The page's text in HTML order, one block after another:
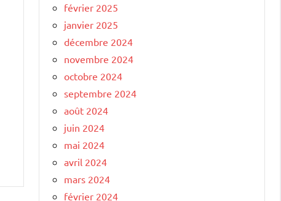
février 2025
janvier 2025
décembre 2024
novembre 2024
octobre 2024
septembre 2024
août 2024
juin 2024
mai 2024
avril 2024
mars 2024
février 2024